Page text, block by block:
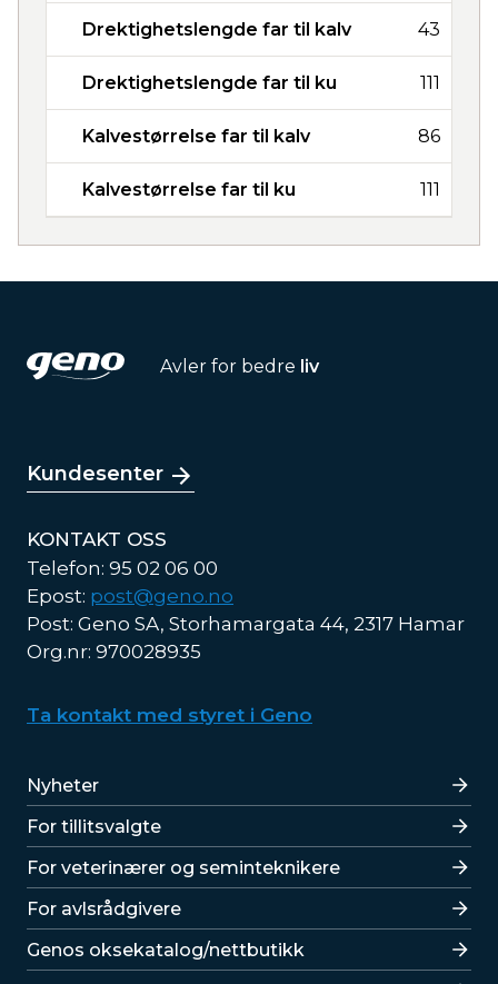
Drektighetslengde far til kalv 43
Drektighetslengde far til ku 111
Kalvestørrelse far til kalv 86
Kalvestørrelse far til ku 111
Avler for bedre liv
Kundesenter
KONTAKT OSS
Telefon: 95 02 06 00
Epost: post@geno.no
Post: Geno SA, Storhamargata 44, 2317 Hamar
Org.nr: 970028935
Ta kontakt med styret i Geno
Lenker
Nyheter
For tillitsvalgte
For veterinærer og seminteknikere
For avlsrådgivere
Lenker
Genos oksekatalog/nettbutikk